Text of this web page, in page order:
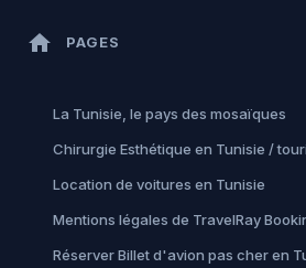
home PAGES
La Tunisie, le pays des mosaïques
Chirurgie Esthétique en Tunisie /
Location de voitures en Tunisie
Mentions légales de TravelRay
Réserver Billet d'avion pas cher en